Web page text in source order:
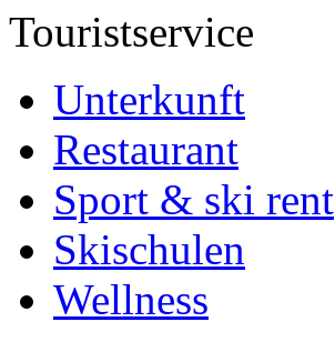
Touristservice
Unterkunft
Restaurant
Sport & ski rent
Skischulen
Wellness